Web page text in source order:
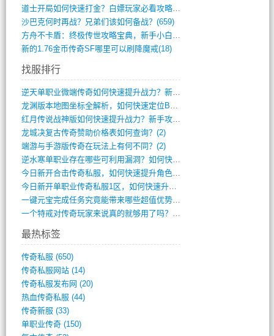
道士开局如何快速打金？白嫖玩家必看攻略(5)
沙巴克何时再战？兄弟们该如何备战？(659)
方舟不卡盾：终极传世攻略宝典，新手小白逆(495)
新的1.76金币传奇SF哪里可以刷降魔戒(18)
找服排行
逆天单职业微端传奇如何快速提升战力？新手(4)
龙渊版本地图坐标全解析，如何快速定位BO(3)
红月传说战神版如何快速提升战力？新手攻略(3)
龙城决复古传奇赞助价格表如何查询？(2)
端游与手游版传奇在玩法上有何不同？(2)
逆水寒单职业存在哪些可利用漏洞？如何快速(1)
今日新开合击传奇私服，如何快速提升角色战(0)
今日新开单职业传奇私服1区，如何快速升级(0)
一键元宝完成任务究竟能带来哪些超值优势？(0)
一个特戒对传奇玩家来说真的就够用了吗？(0)
最热标签
传奇私服 (650)
传奇私服网站(14)
传奇私服发布网 (20)
热血传奇私服 (44)
传奇新服 (33)
单职业传奇(150)